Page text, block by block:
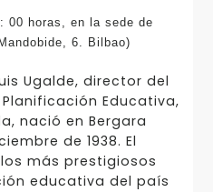
00 horas, en la sede de
6. Bilbao)
Ugalde, director del
Educativa,
nació en Bergara
de 1938. El
más prestigiosos
educativa del país